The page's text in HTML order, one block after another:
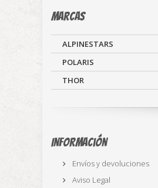
Marcas
ALPINESTARS
POLARIS
THOR
Información
Envíos y devoluciones
Aviso Legal